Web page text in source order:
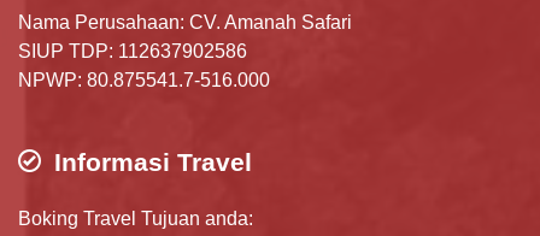
Nama Perusahaan: CV. Amanah Safari
SIUP TDP: 112637902586
NPWP: 80.875541.7-516.000
Informasi Travel
Boking Travel Tujuan anda: